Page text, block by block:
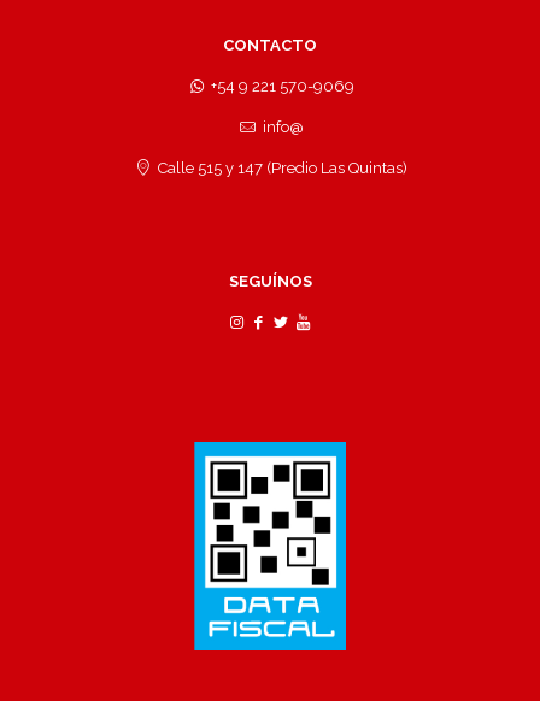
CONTACTO
+54 9 221 570-9069
info@
Calle 515 y 147 (Predio Las Quintas)
SEGUÍNOS